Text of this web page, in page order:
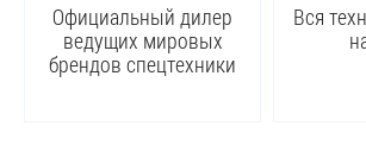
Официальный дилер
ведущих мировых
брендов спецтехники
Вся